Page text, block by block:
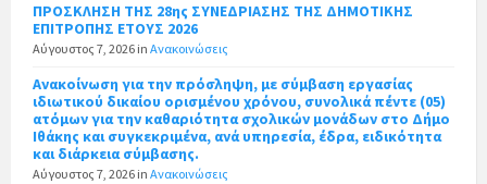
ΠΡΟΣΚΛΗΣΗ ΤΗΣ 28ης ΣΥΝΕΔΡΙΑΣΗΣ ΤΗΣ ΔΗΜΟΤΙΚΗΣ
ΕΠΙΤΡΟΠΗΣ ΕΤΟΥΣ 2026
Αύγουστος 7, 2026 in Ανακοινώσεις
Ανακοίνωση για την πρόσληψη, με σύμβαση εργασίας
ιδιωτικού δικαίου ορισμένου χρόνου, συνολικά πέντε (05)
ατόμων για την καθαριότητα σχολικών μονάδων στο Δήμο
Ιθάκης και συγκεκριμένα, ανά υπηρεσία, έδρα, ειδικότητα
και διάρκεια σύμβασης.
Αύγουστος 7, 2026 in Ανακοινώσεις